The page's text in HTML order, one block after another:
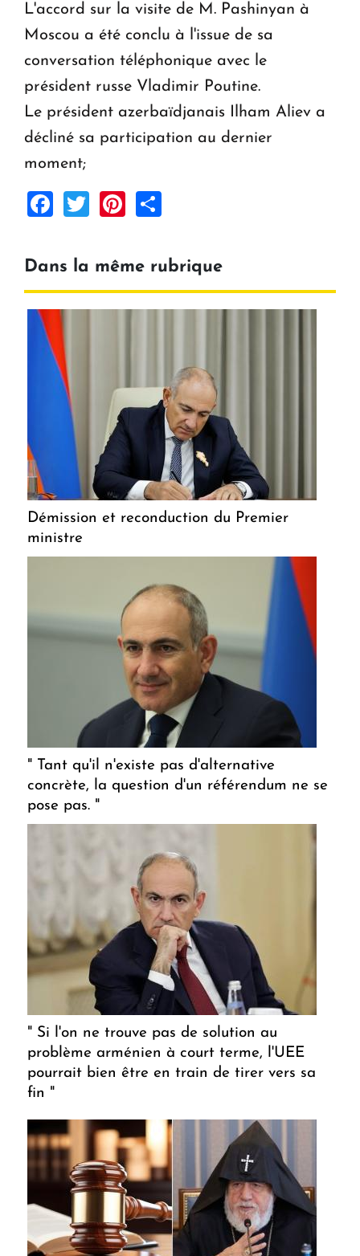
L'accord sur la visite de M. Pashinyan à
Moscou a été conclu à l'issue de sa
conversation téléphonique avec le
président russe Vladimir Poutine.
Le président azerbaïdjanais Ilham Aliev a
décliné sa participation au dernier
moment;
Facebook
TwitterPinterest
Dans la même rubrique
Démission et reconduction du Premier
ministre
" Tant qu'il n'existe pas d'alternative
concrète, la question d'un référendum ne se
pose pas. "
" Si l'on ne trouve pas de solution au
problème arménien à court terme, l'UEE
pourrait bien être en train de tirer vers sa
fin "